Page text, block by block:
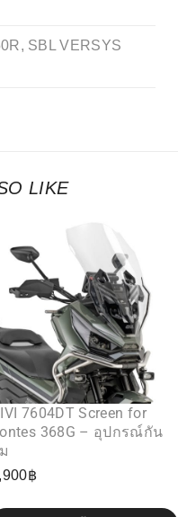
SBL VERSYS
LIKE
7604DT Screen for
368G – อุปกรณ์กัน
฿